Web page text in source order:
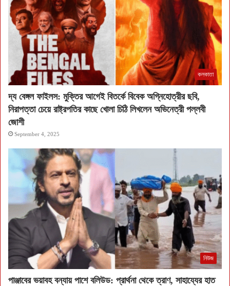
কলকাতা
দ্য বেঙ্গল ফাইলস: মুক্তির আগেই বিতর্কে বিবেক অগ্নিহোত্রীর ছবি,
নিরাপত্তা চেয়ে রাষ্ট্রপতির কাছে খোলা চিঠি লিখলেন অভিনেত্রী পল্লবী
জোশী
September 4, 2025
নিউজ
পাঞ্জাবের ভয়াবহ বন্যায় পাশে বলিউড: প্রার্থনা থেকে ত্রাণ, সাহায্যের হাত